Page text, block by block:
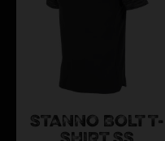
STANNO BOLT T-